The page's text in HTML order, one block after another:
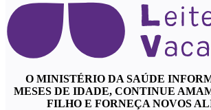
O MINISTÉRIO DA SAÚDE
MESES DE IDADE, CONTINUE
FILHO E FORNEÇA NOVOS